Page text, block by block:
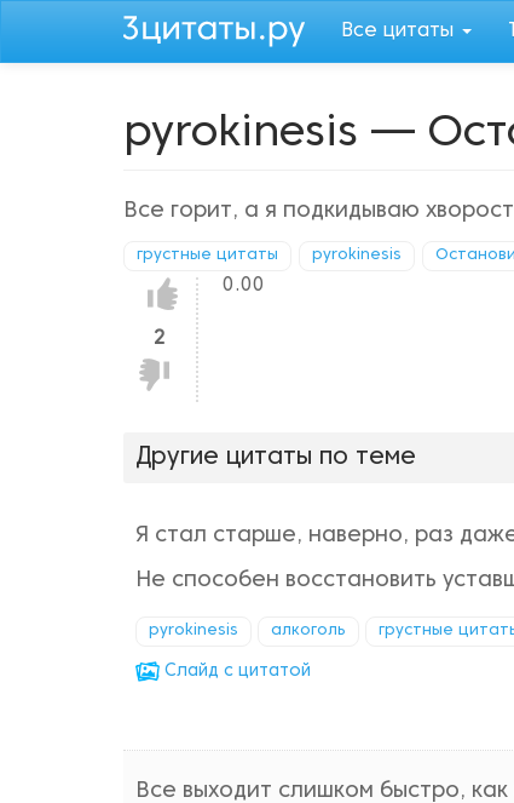
Все цитаты
pyrokinesis —
Все горит, а я подкидываю
грустные цитаты pyrokinesis
Нравится!
2
Не
нравится!
0.00
Другие цитаты по теме
Я стал старше, наверно, раз
Не способен восстановить
pyrokinesis алкоголь грустные
Cлайд с цитатой
Все выходит слишком быстро,